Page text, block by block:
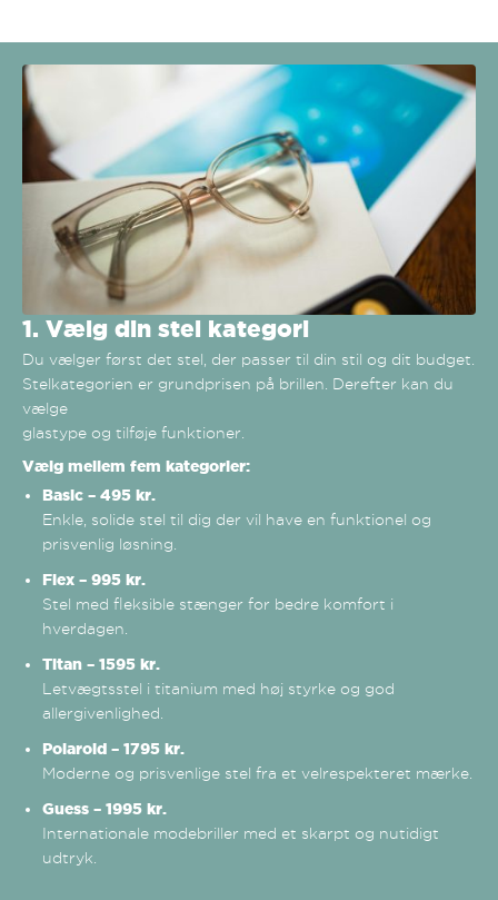
1. Vælg din stel kategori
Du vælger først det stel, der passer til din stil og dit budget.
Stelkategorien er grundprisen på brillen. Derefter kan du
vælge
glastype og tilføje funktioner.
Vælg mellem fem kategorier:
Basic – 495 kr.
Enkle, solide stel til dig der vil have en funktionel og
prisvenlig løsning.
Flex – 995 kr.
Stel med fleksible stænger for bedre komfort i
hverdagen.
Titan – 1595 kr.
Letvægtsstel i titanium med høj styrke og god
allergivenlighed.
Polaroid – 1795 kr.
Moderne og prisvenlige stel fra et velrespekteret mærke.
Guess – 1995 kr.
Internationale modebriller med et skarpt og nutidigt
udtryk.